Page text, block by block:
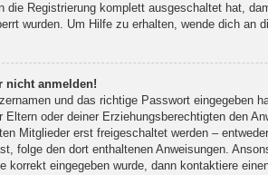
die Registrierung komplett ausgeschaltet hat,
wurden. Um Hilfe zu erhalten, wende dich an
nicht anmelden!
und das richtige Passwort eingegeben
oder deiner Erziehungsberechtigten den
Mitglieder erst freigeschaltet werden –
folge den dort enthaltenen Anweisungen.
eingegeben wurde, dann kontaktiere